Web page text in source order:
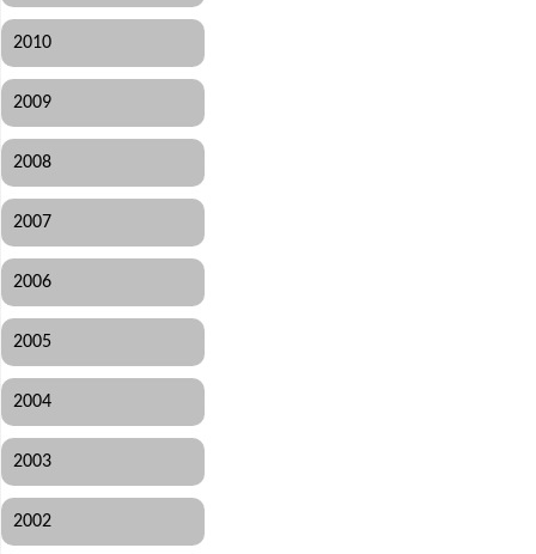
2010
2009
2008
2007
2006
2005
2004
2003
2002